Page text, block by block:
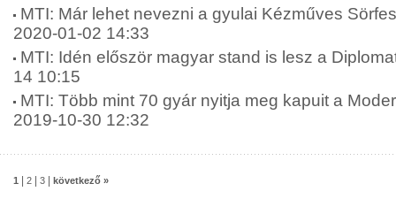
MTI: Már lehet nevezni a gyulai Kézműves
2020-01-02 14:33
MTI: Idén először magyar stand is lesz a
14 10:15
MTI: Több mint 70 gyár nyitja meg kapuit a
2019-10-30 12:32
1 2 3 következő »